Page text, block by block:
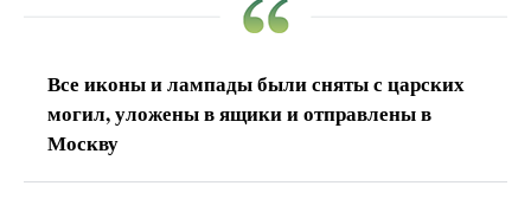
Все иконы и лампады были сняты с царских
могил, уложены в ящики и отправлены в
Москву